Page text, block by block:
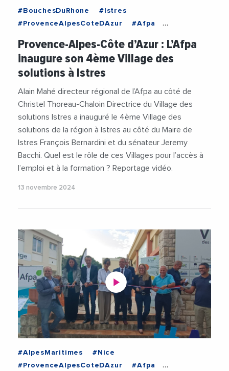
#BouchesDuRhone
#Istres
#ProvenceAlpesCoteDAzur
#Afpa
#Emploi
#EmploiFormation
#Entreprises
#Formation
#FormationProfessionnelle
#Insertion
#Social
Provence-Alpes-Côte d’Azur : L’Afpa
inaugure son 4ème Village des
solutions à Istres
Alain Mahé directeur régional de l’Afpa au côté de
Christel Thoreau-Chaloin Directrice du Village des
solutions Istres a inauguré le 4ème Village des
solutions de la région à Istres au côté du Maire de
Istres François Bernardini et du sénateur Jeremy
Bacchi. Quel est le rôle de ces Villages pour l’accès à
l’emploi et à la formation ? Reportage vidéo.
13 novembre 2024
#AlpesMaritimes
#Nice
#ProvenceAlpesCoteDAzur
#Afpa